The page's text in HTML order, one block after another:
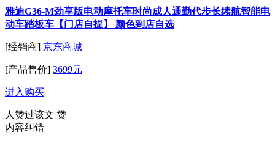
雅迪G36-M劲享版电动摩托车时尚成人通勤代步长续航智能电
动车踏板车【门店自提】 颜色到店自选
[经销商] 京东商城
[产品售价] 3699元
进入购买
人赞过该文 赞
内容纠错